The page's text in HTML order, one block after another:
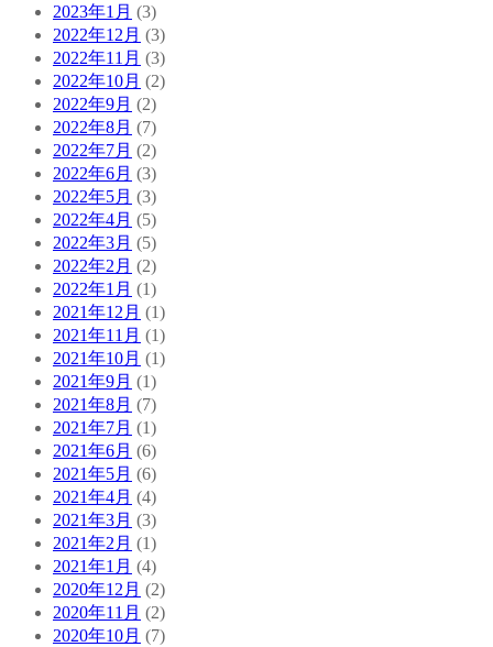
2023年1月 (3)
2022年12月 (3)
2022年11月 (3)
2022年10月 (2)
2022年9月 (2)
2022年8月 (7)
2022年7月 (2)
2022年6月 (3)
2022年5月 (3)
2022年4月 (5)
2022年3月 (5)
2022年2月 (2)
2022年1月 (1)
2021年12月 (1)
2021年11月 (1)
2021年10月 (1)
2021年9月 (1)
2021年8月 (7)
2021年7月 (1)
2021年6月 (6)
2021年5月 (6)
2021年4月 (4)
2021年3月 (3)
2021年2月 (1)
2021年1月 (4)
2020年12月 (2)
2020年11月 (2)
2020年10月 (7)